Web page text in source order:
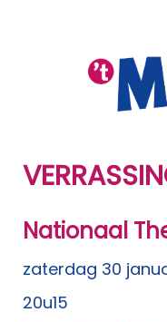
Nationaal
zaterdag 30
20u15